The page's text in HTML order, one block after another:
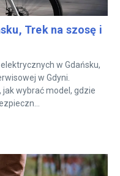
Trek na szosę i
w Gdańsku,
w Gdyni.
jak wybrać model, gdzie